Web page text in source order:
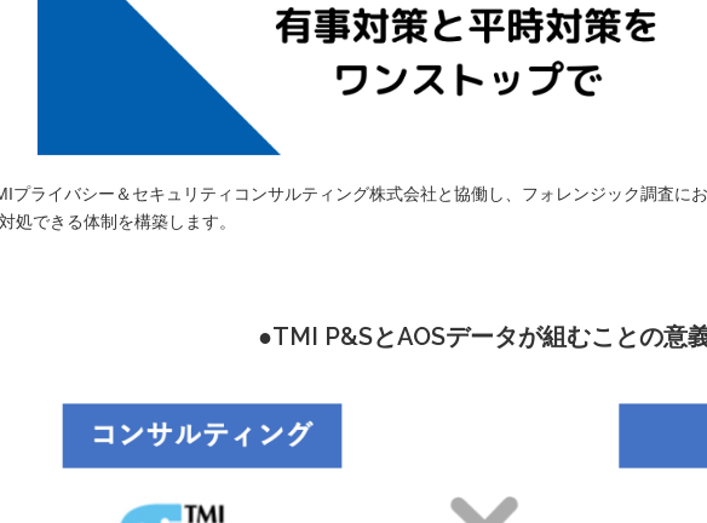
プライバシー＆セキュリティコンサルティング株式会社と協働し、フォレンジック調査に
処できる体制を構築します。
●TMI P&SとAOSデータが組むことの意